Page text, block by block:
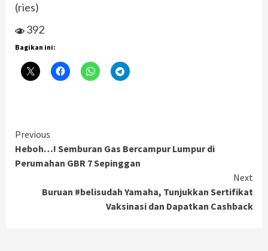
(ries)
392
Bagikan ini:
Continue
Reading
Previous
Heboh…! Semburan Gas Bercampur Lumpur di
Perumahan GBR 7 Sepinggan
Next
Buruan #belisudah Yamaha, Tunjukkan Sertifikat
Vaksinasi dan Dapatkan Cashback